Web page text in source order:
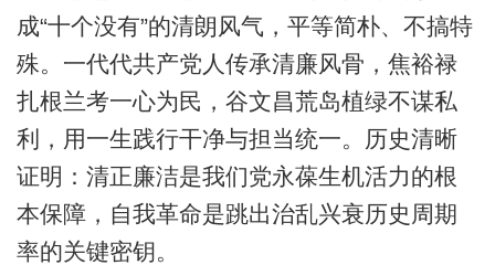
成“十个没有”的清朗风气，平等简朴、不搞特
殊。一代代共产党人传承清廉风骨，焦裕禄
扎根兰考一心为民，谷文昌荒岛植绿不谋私
利，用一生践行干净与担当统一。历史清晰
证明：清正廉洁是我们党永葆生机活力的根
本保障，自我革命是跳出治乱兴衰历史周期
率的关键密钥。